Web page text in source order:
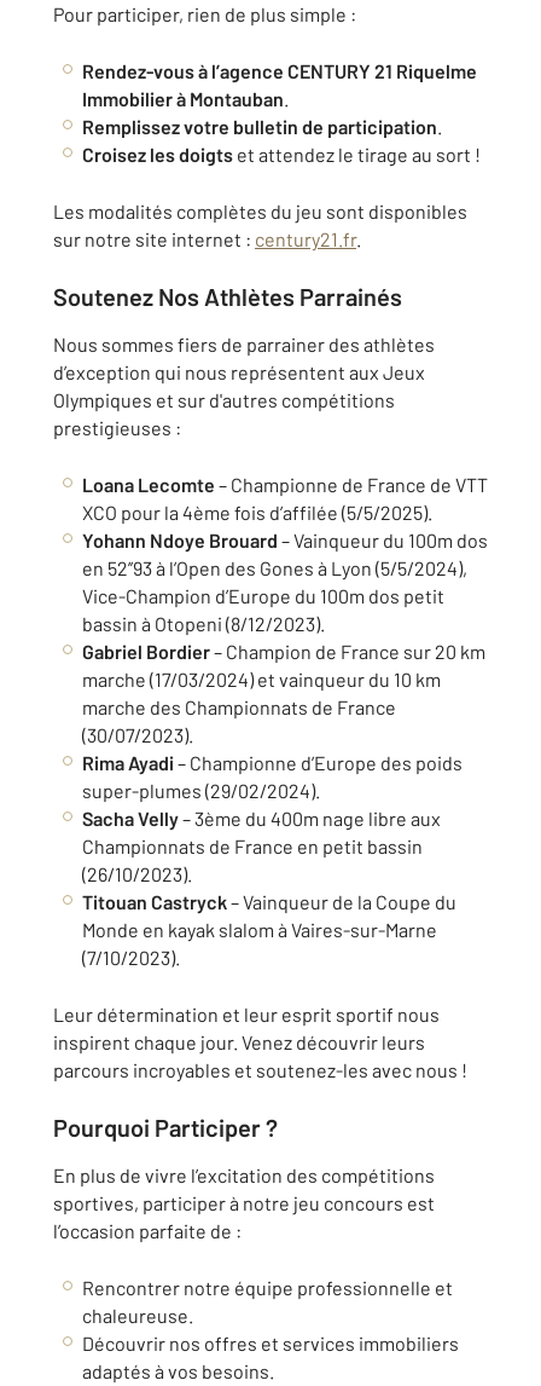
Pour participer, rien de plus simple :
Rendez-vous à l’agence CENTURY 21 Riquelme
Immobilier à Montauban
Remplissez votre bulletin de participation
Croisez les doigts et attendez le tirage au sort !
Les modalités complètes du jeu sont disponibles
sur notre site internet : century21.fr.
Soutenez Nos Athlètes Parrainés
Nous sommes fiers de parrainer des athlètes
d’exception qui nous représentent aux Jeux
Olympiques et sur d'autres compétitions
prestigieuses :
Loana Lecomte – Championne de France de VTT
XCO pour la 4ème fois d’affilée (5/5/2025).
Yohann Ndoye Brouard – Vainqueur du 100m dos
en 52’’93 à l’Open des Gones à Lyon (5/5/2024),
Vice-Champion d’Europe du 100m dos petit
bassin à Otopeni (8/12/2023).
Gabriel Bordier– Champion de France sur 20 km
marche (17/03/2024) et vainqueur du 10 km
marche des Championnats de France
(30/07/2023).
Rima Ayadi– Championne d’Europe des poids
super-plumes (29/02/2024).
Sacha Velly– 3ème du 400m nage libre aux
Championnats de France en petit bassin
(26/10/2023).
Titouan Castryck– Vainqueur de la Coupe du
Monde en kayak slalom à Vaires-sur-Marne
(7/10/2023).
Leur détermination et leur esprit sportif nous
inspirent chaque jour. Venez découvrir leurs
parcours incroyables et soutenez-les avec nous !
Pourquoi Participer ?
En plus de vivre l’excitation des compétitions
sportives, participer à notre jeu concours est
l’occasion parfaite de :
Rencontrer notre équipe professionnelle et
chaleureuse.
Découvrir nos offres et services immobiliers
adaptés à vos besoins.